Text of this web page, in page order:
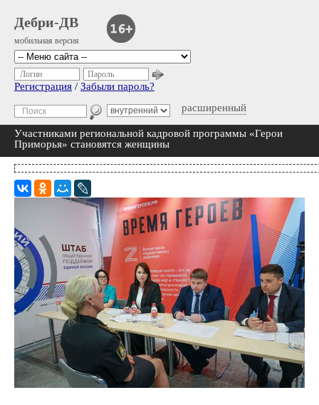
Дебри-ДВ
мобильная версия
расширенный
Логин Пароль
Регистрация / Забыли пароль?
Участниками региональной кадровой программы «Герои
Приморья» становятся женщины